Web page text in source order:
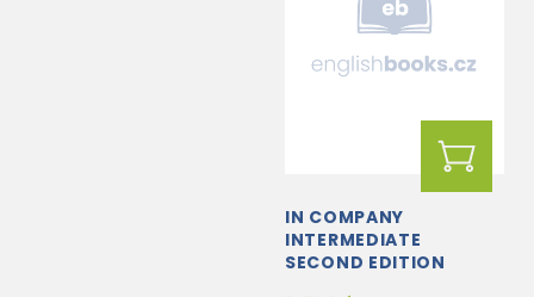
IN COMPANY
INTERMEDIATE
SECOND EDITION